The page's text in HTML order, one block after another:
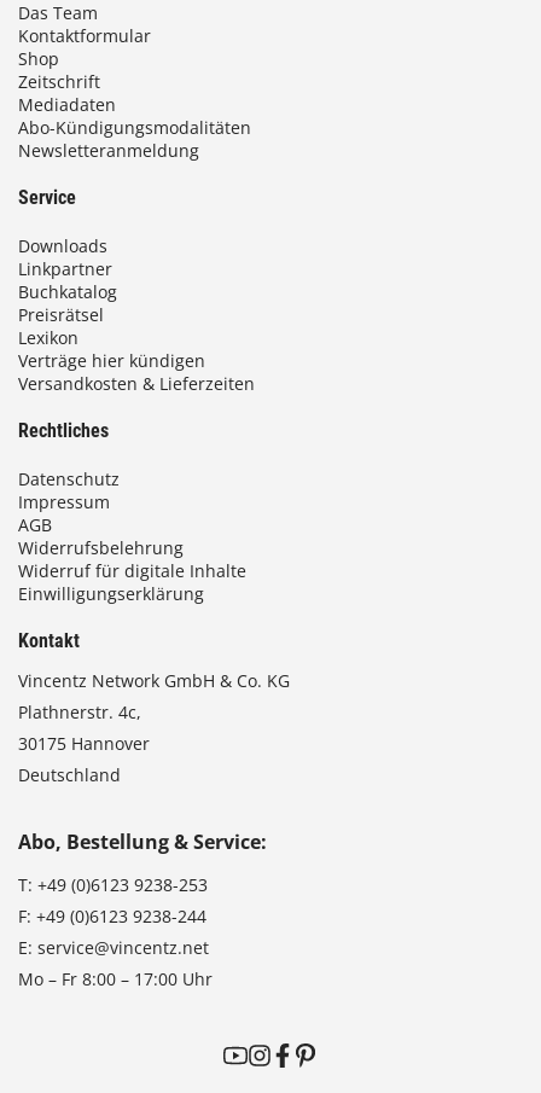
Das Team
Kontaktformular
Shop
Zeitschrift
Mediadaten
Abo-Kündigungsmodalitäten
Newsletteranmeldung
Service
Downloads
Linkpartner
Buchkatalog
Preisrätsel
Lexikon
Verträge hier kündigen
Versandkosten & Lieferzeiten
Rechtliches
Datenschutz
Impressum
AGB
Widerrufsbelehrung
Widerruf für digitale Inhalte
Einwilligungserklärung
Kontakt
Vincentz Network GmbH & Co. KG
Plathnerstr. 4c,
30175 Hannover
Deutschland
Abo, Bestellung & Service:
T: +49 (0)6123 9238-253
F: +49 (0)6123 9238-244
E: service@vincentz.net
Mo – Fr 8:00 – 17:00 Uhr